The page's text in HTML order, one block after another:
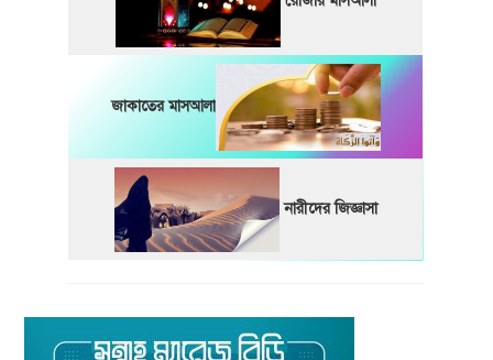
জাকাতের মাসআলা
নারীদের জিজ্ঞাসা